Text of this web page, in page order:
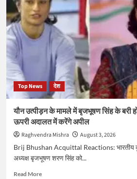
ताजा
बयान
में
हिंदू
बेटियों
शादी-
दोस्ती
लेकर
साधा
निशाना,
सोनाक्षी
सिन्हा
पर
तंज
Top News देश
यौन उत्पीड़न के मामले में बृजभूषण सिंह के बरी
ऊपरी अदालत में करेंगे अपील
Raghvendra Mishra
August 3, 2026
Brij Bhushan Acquittal Reactions: भारतीय
अध्यक्ष बृजभूषण शरण सिंह को...
Read MoreRead